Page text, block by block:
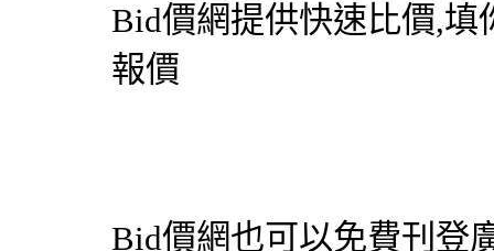
Bid價網提供快速比價,填
報價
Bid價網也可以免費刊登